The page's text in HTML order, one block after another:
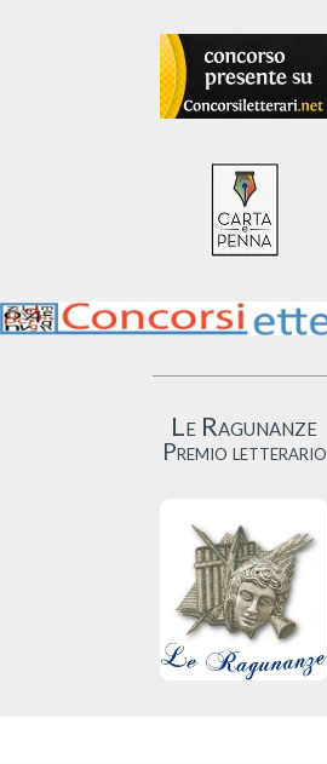
Le Ragunanze
Premio letterario